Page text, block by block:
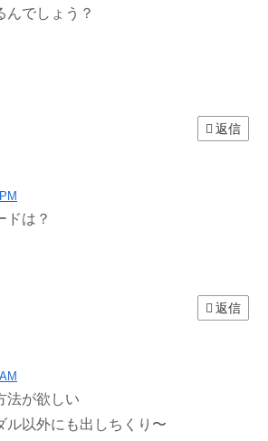
んでしょう？
返信
ドは？
返信
法が欲しい
ル以外にも出しちくり〜